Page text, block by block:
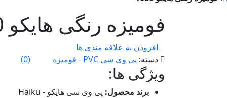
فومیزه رنگی هایکو 1080
افزودن به علاقه مندی ها
دسته: پی وی سی PVC - فومیزه (
0
)
ویژگی ها:
برند محصول: پی وی سی هایکو - Haiku